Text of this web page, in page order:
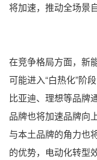
将加速，推动全场景
在竞争格局方面，新
可能进入“白热化”阶
比亚迪、理想等品牌
品牌也将加速品牌向
与本土品牌的角力也
的优势，电动化转型